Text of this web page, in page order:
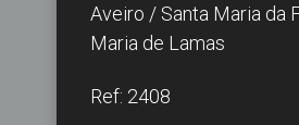
Aveiro / Santa Maria da
Maria de Lamas
Ref: 2408